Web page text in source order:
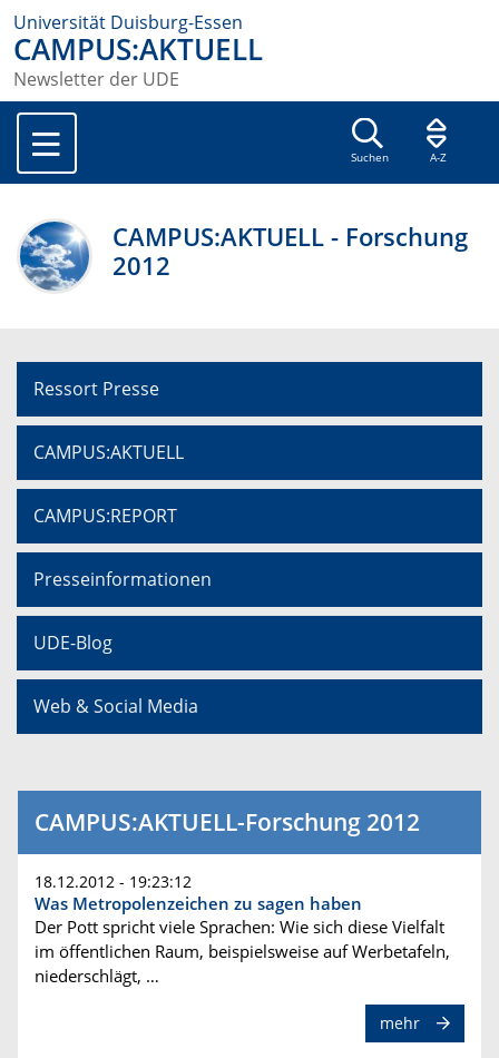
Universität Duisburg-Essen
CAMPUS:AKTUELL
Newsletter der UDE
Suchen A-Z
CAMPUS:AKTUELL - Forschung
2012
Ressort Presse
CAMPUS:AKTUELL
CAMPUS:REPORT
Presseinformationen
UDE-Blog
Web & Social Media
CAMPUS:AKTUELL-Forschung 2012
18.12.2012 - 19:23:12
Was Metropolenzeichen zu sagen haben
Der Pott spricht viele Sprachen: Wie sich diese Vielfalt
im öffentlichen Raum, beispielsweise auf Werbetafeln,
niederschlägt, …
mehr